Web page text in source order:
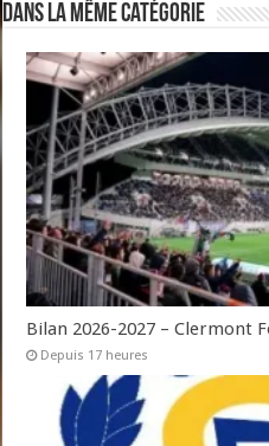
Dans la même catégorie
Bilan 2026-2027 – Clermont
Depuis 17 heures